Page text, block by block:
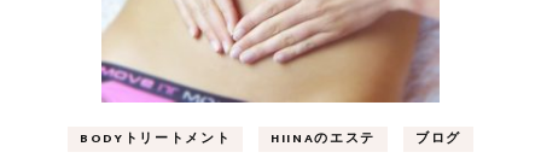
BODYトリートメント HIINAのエステ ブログ